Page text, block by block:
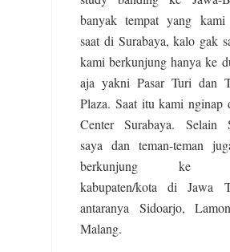
banyak tempat yang kami
saat di Surabaya, kalo gak
kami berkunjung hanya ke
aja yakni Pasar Turi dan
Plaza. Saat itu kami nginap
Center Surabaya. Selain
saya dan teman-teman
berkunjung ke
kabupaten/kota di Jawa
antaranya Sidoarjo,
Malang.